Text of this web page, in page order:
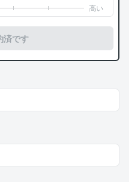
済です